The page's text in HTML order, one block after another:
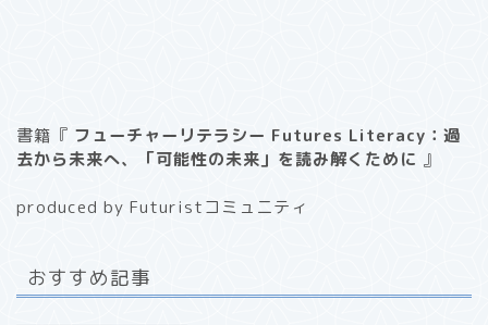
書籍『 フューチャーリテラシー Futures Literacy：過
去から未来へ、「可能性の未来」を読み解くために 』
produced by Futuristコミュニティ
おすすめ記事